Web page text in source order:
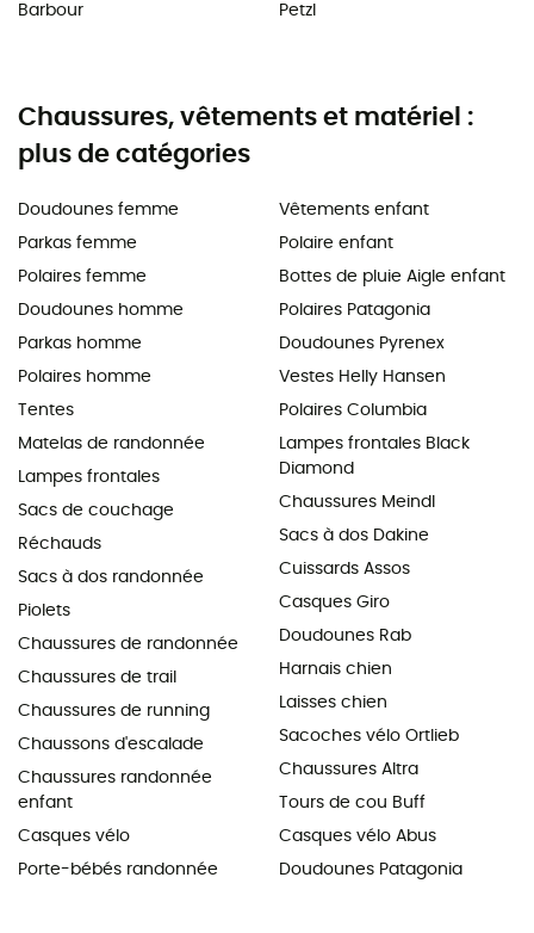
Barbour
Petzl
Chaussures, vêtements et matériel :
plus de catégories
Doudounes femme
Parkas femme
Polaires femme
Doudounes homme
Parkas homme
Polaires homme
Tentes
Matelas de randonnée
Lampes frontales
Sacs de couchage
Réchauds
Sacs à dos randonnée
Piolets
Chaussures de randonnée
Chaussures de trail
Chaussures de running
Chaussons d'escalade
Chaussures randonnée
enfant
Casques vélo
Porte-bébés randonnée
Vêtements enfant
Polaire enfant
Bottes de pluie Aigle enfant
Polaires Patagonia
Doudounes Pyrenex
Vestes Helly Hansen
Polaires Columbia
Lampes frontales Black
Diamond
Chaussures Meindl
Sacs à dos Dakine
Cuissards Assos
Casques Giro
Doudounes Rab
Harnais chien
Laisses chien
Sacoches vélo Ortlieb
Chaussures Altra
Tours de cou Buff
Casques vélo Abus
Doudounes Patagonia